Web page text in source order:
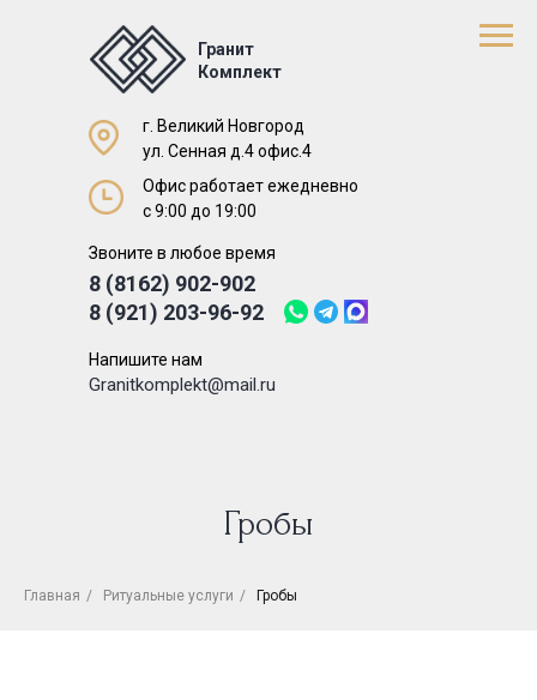
8 (921) 203-96-92
8 (8162) 902-902
Офис работает ежедневно
с 9:00 до 19:00
г. Великий Новгород
ул. Сенная д.4 офис.4
Звоните в любое время
Гранит
Комплект
Напишите нам
Granitkomplekt@mail.ru
Гробы
Главная / Ритуальные услуги / Гробы